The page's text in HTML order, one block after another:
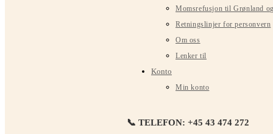
Momsrefusjon til Grønland
Retningslinjer for personvern
Om oss
Lenker til
Konto
Min konto
📞 TELEFON: +45 43 474 272